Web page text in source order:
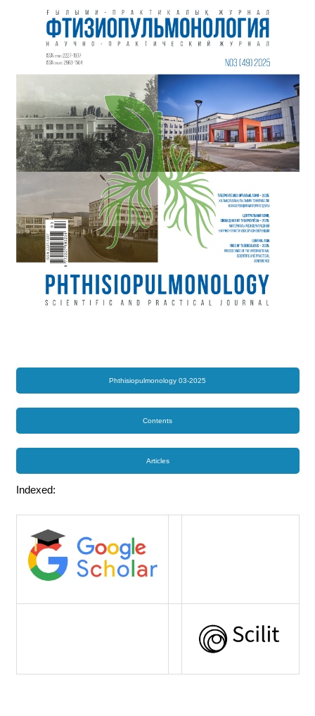
Phthisiopulmonology 03-2025
Contents
Articles
Indexed: